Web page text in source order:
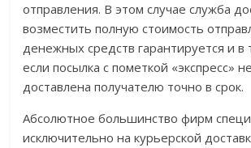
отправления. В этом случае служба
возместить полную стоимость
денежных средств гарантируется и в
если посылка с пометкой «экспресс»
доставлена получателю точно в срок.
Абсолютное большинство фирм
исключительно на курьерской